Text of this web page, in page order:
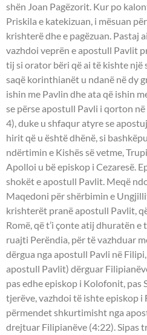
shën Joan Pagëzorit. Kur po
Priskila e katekizuan, i mësuan
krishterë dhe e pagëzuan. Pastaj
vazhdoi veprën e apostull Pavlit
tij si orator bëri që ai të kishte një
saqë korinthianët u ndanë në dy
ishin me Pavlin dhe ata që ishin
se përse apostull Pavli i qorton
4), duke u shfaqur atyre se
hirit që u është dhënë, si
ndërtimin e Kishës së vetme,
Apolloi u bë episkop i Cezaresë.
shokët e apostull Pavlit. Meqë
Maqedoni për shërbimin e
krishterët pranë apostull Pavlit,
Romë, që t’i çonte atij dhuratën e
ruajti Perëndia, për të vazhduar
dërgua nga apostull Pavli në
apostull Pavlit) dërguar
pas edhe episkop i Kolofonit, pas
tjerëve, vazhdoi të ishte episkop
përmendet shkurtimisht nga
drejtuar Filipianëve (4:22). Sipas